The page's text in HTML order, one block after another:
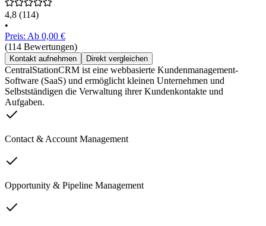
4,8 (114)
•
Preis: Ab 0,00 €
(114 Bewertungen)
Kontakt aufnehmen Direkt vergleichen
CentralStationCRM ist eine webbasierte Kundenmanagement-
Software (SaaS) und ermöglicht kleinen Unternehmen und
Selbstständigen die Verwaltung ihrer Kundenkontakte und
Aufgaben.
Contact & Account Management
Opportunity & Pipeline Management